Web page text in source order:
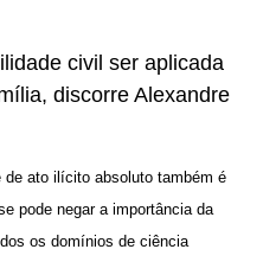
civil ser aplicada
discorre Alexandre
de ato ilícito absoluto também é
pode negar a importância da
os domínios de ciência